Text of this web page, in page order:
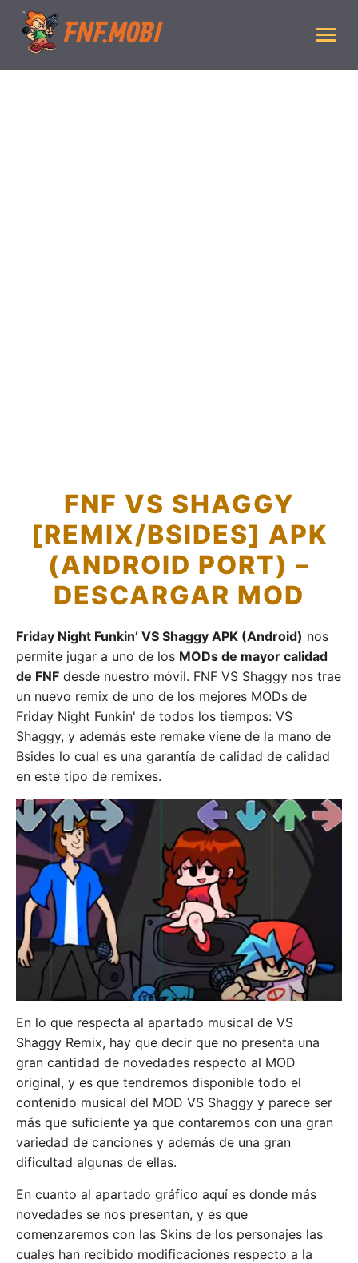
FNF VS SHAGGY
[REMIX/BSIDES] APK
(ANDROID PORT) –
DESCARGAR MOD
Friday Night Funkin’ VS Shaggy APK (Android) nos
permite jugar a uno de los MODs de mayor calidad
de FNF desde nuestro móvil. FNF VS Shaggy nos trae
un nuevo remix de uno de los mejores MODs de
Friday Night Funkin' de todos los tiempos: VS
Shaggy, y además este remake viene de la mano de
Bsides lo cual es una garantía de calidad de calidad
en este tipo de remixes.
En lo que respecta al apartado musical de VS
Shaggy Remix, hay que decir que no presenta una
gran cantidad de novedades respecto al MOD
original, y es que tendremos disponible todo el
contenido musical del MOD VS Shaggy y parece ser
más que suficiente ya que contaremos con una gran
variedad de canciones y además de una gran
dificultad algunas de ellas.
En cuanto al apartado gráfico aquí es donde más
novedades se nos presentan, y es que
comenzaremos con las Skins de los personajes las
cuales han recibido modificaciones respecto a la